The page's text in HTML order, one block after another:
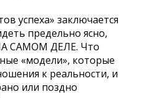
успеха» заключается
предельно ясно,
САМОМ ДЕЛЕ. Что
«модели», которые
к реальности, и
или поздно